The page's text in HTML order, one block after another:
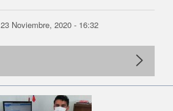
Noviembre, 2020 - 16:32